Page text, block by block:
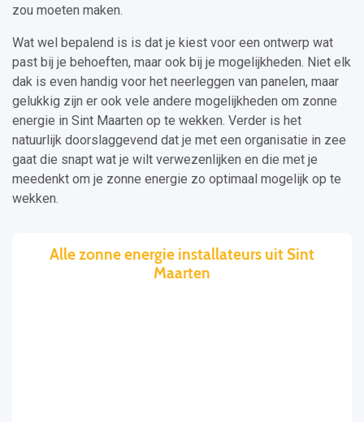
zou moeten maken.
Wat wel bepalend is is dat je kiest voor een ontwerp wat
past bij je behoeften, maar ook bij je mogelijkheden. Niet elk
dak is even handig voor het neerleggen van panelen, maar
gelukkig zijn er ook vele andere mogelijkheden om zonne
energie in Sint Maarten op te wekken. Verder is het
natuurlijk doorslaggevend dat je met een organisatie in zee
gaat die snapt wat je wilt verwezenlijken en die met je
meedenkt om je zonne energie zo optimaal mogelijk op te
wekken.
Alle zonne energie installateurs uit Sint
Maarten